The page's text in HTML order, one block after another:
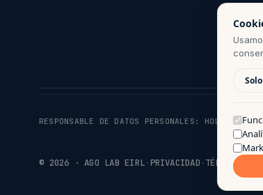
RESPONSABLE DE DATOS PERSONALES: HOLA@AGO.CL
© 2026 · AGO LAB EIRL·PRIVACIDAD ·TÉRMINOS DE